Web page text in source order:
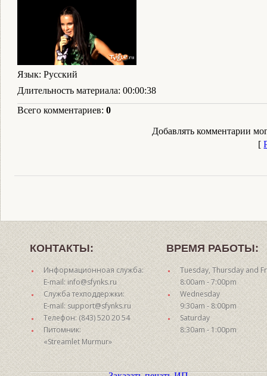
Язык: Русский
Длительность материала: 00:00:38
Всего комментариев: 0
Добавлять комментарии
[
КОНТАКТЫ:
Информационноая служба:
E-mail: info@sfynks.ru
Служба техподдержки:
E-mail: support@sfynks.ru
Телефон: (843) 520 20 54
Питомник:
«Streamlet Murmur»
ВРЕМЯ РАБОТЫ:
Tuesday, Thursday and
8:00am - 7:00pm
Wednesday
9:30am - 8:00pm
Saturday
8:30am - 1:00pm